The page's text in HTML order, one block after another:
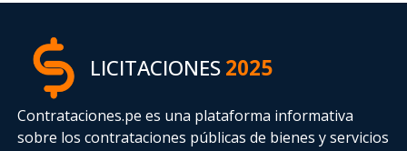
LICITACIONES2025
Contrataciones.pe es una plataforma informativa
sobre los contrataciones públicas de bienes y servicios